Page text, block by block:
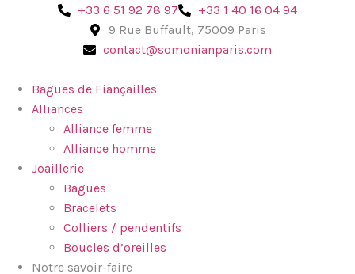
‪+33 6 51 92 78 97‬
+33 1 40 16 04 94
9 Rue Buffault, 75009 Paris
contact@somonianparis.com
Bagues de Fiançailles
Alliances
Alliance femme
Alliance homme
Joaillerie
Bagues
Bracelets
Colliers / pendentifs
Boucles d’oreilles
Notre savoir-faire